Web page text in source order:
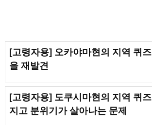
[고령자용] 오카야마현의 지역 퀴
을 재발견
[고령자용] 도쿠시마현의 지역 퀴
지고 분위기가 살아나는 문제